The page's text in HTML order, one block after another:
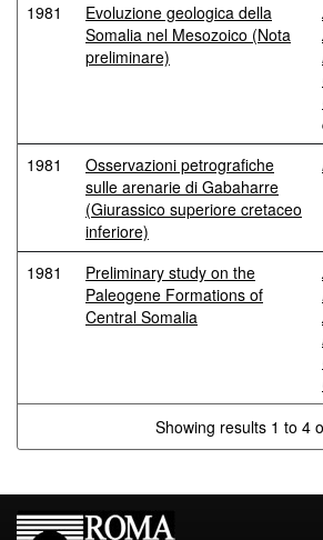
1981
Evoluzione geologica della
Somalia nel Mesozoico (Nota
preliminare)
1981
Osservazioni petrografiche
sulle arenarie di Gabaharre
(Giurassico superiore cretaceo
inferiore)
1981
Preliminary study on the
Paleogene Formations of
Central Somalia
Showing results 1 to 4